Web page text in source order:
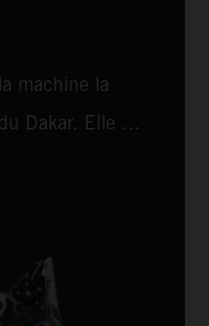
machine la
Dakar. Elle a
de
amateurs.
au Dakar
la